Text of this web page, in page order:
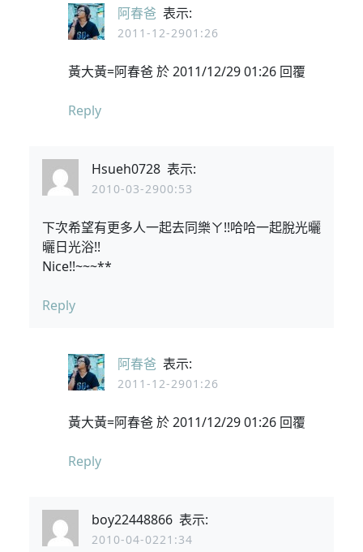
阿春爸 表示:
2011-12-2901:26
黃大黃=阿春爸 於 2011/12/29 01:26 回覆
Reply
Hsueh0728 表示:
2010-03-2900:53
下次希望有更多人一起去同樂ㄚ!!哈哈一起脫光曬
曬日光浴!!
Nice!!~~~**
Reply
阿春爸 表示:
2011-12-2901:26
黃大黃=阿春爸 於 2011/12/29 01:26 回覆
Reply
boy22448866 表示:
2010-04-0221:34